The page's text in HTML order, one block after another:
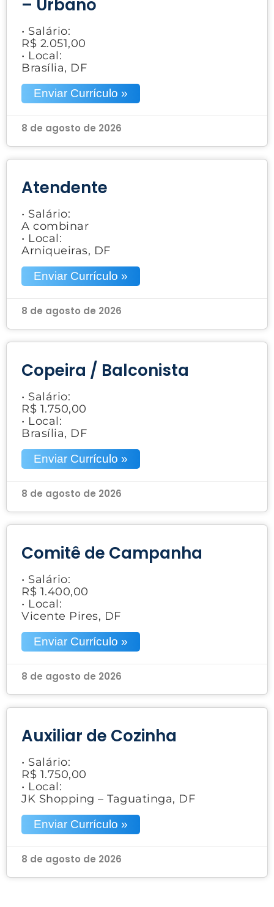
– Urbano
• Salário:
R$ 2.051,00
• Local:
Brasília, DF
Enviar Currículo »
8 de agosto de 2026
Atendente
• Salário:
A combinar
• Local:
Arniqueiras, DF
Enviar Currículo »
8 de agosto de 2026
Copeira / Balconista
• Salário:
R$ 1.750,00
• Local:
Brasília, DF
Enviar Currículo »
8 de agosto de 2026
Comitê de Campanha
• Salário:
R$ 1.400,00
• Local:
Vicente Pires, DF
Enviar Currículo »
8 de agosto de 2026
Auxiliar de Cozinha
• Salário:
R$ 1.750,00
• Local:
JK Shopping – Taguatinga, DF
Enviar Currículo »
8 de agosto de 2026